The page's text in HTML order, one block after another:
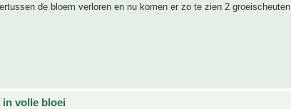
de bloem verloren en nu komen er zo te zien 2 groeischeuten
in volle bloei